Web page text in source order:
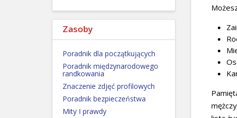
Zasoby
Poradnik dla początkujących
Poradnik międzynarodowego
randkowania
Znaczenie zdjęć profilowych
Poradnik bezpieczeństwa
Mity I prawdy